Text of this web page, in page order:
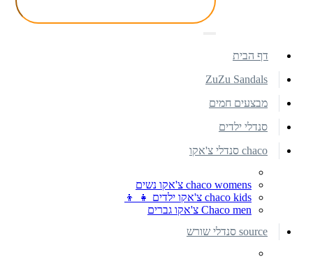
דף הבית
ZuZu Sandals
מבצעים חמים
סנדלי ילדים
chaco סנדלי צ'אקו
chaco womens צ'אקו נשים
chaco kids צ'אקו ילדים 👧 👦
Chaco men צ'אקו גברים
source סנדלי שורש